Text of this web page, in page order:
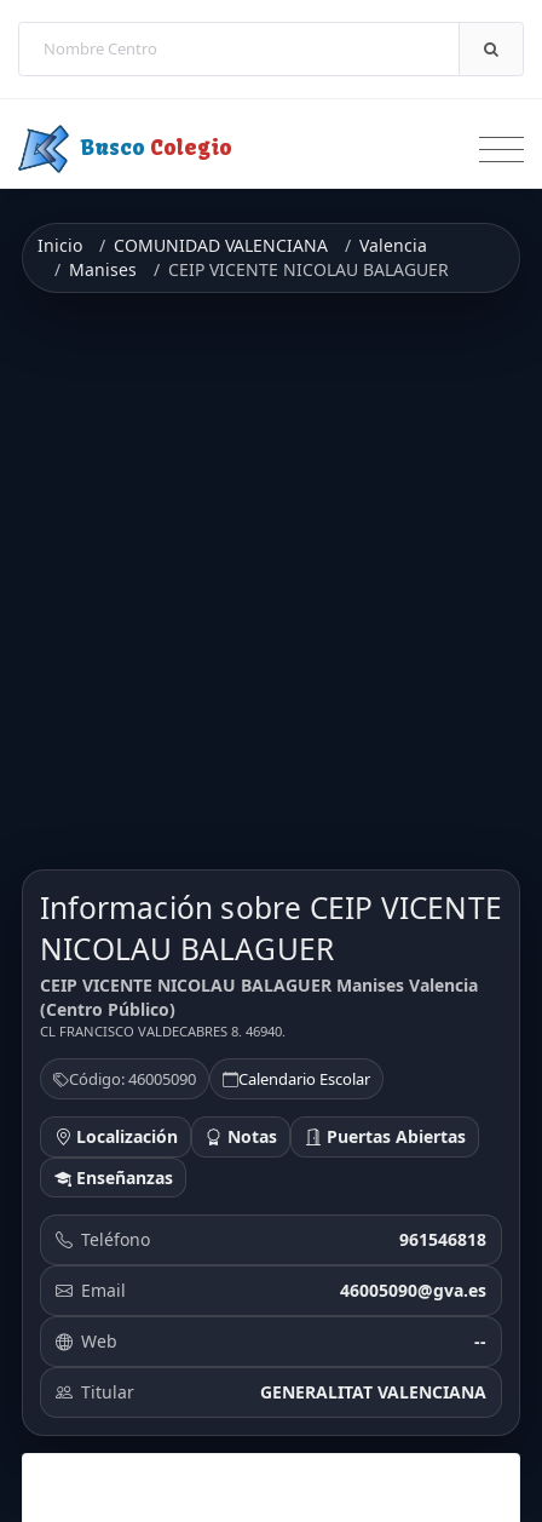
Busco Colegio
Inicio COMUNIDAD VALENCIANA
Valencia
Manises
CEIP VICENTE NICOLAU BALAGUER
Información sobre CEIP VICENTE
NICOLAU BALAGUER
CEIP VICENTE NICOLAU BALAGUER Manises Valencia
(Centro Público)
CL FRANCISCO VALDECABRES 8. 46940.
Código: 46005090 Calendario Escolar
Localización Notas
Puertas Abiertas
Enseñanzas
Teléfono 961546818
Email 46005090@gva.es
Web --
Titular GENERALITAT VALENCIANA